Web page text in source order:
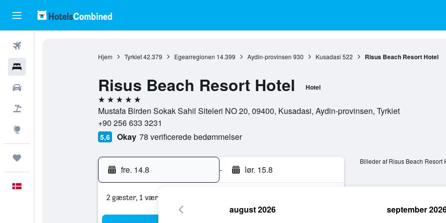
Hjem Tyrkiet 42.379 Egearregionen 14.399 Aydin-provinsen 930 Kusadasi 522 Risus Beach Resort Hotel
Risus Beach Resort Hotel Hotel
5 stjerner
Mustafa Birden Sokak Sahil Siteleri NO 20, 09400, Kusadasi, Aydin-provinsen, Tyrkiet
+90 256 633 3231
5,6 Okay 78 verificerede bedømmelser
fre. 14.8 - lør. 15.8
2 gæster, 1 værelse
Billeder af Risus Beach Resort
august 2026 september